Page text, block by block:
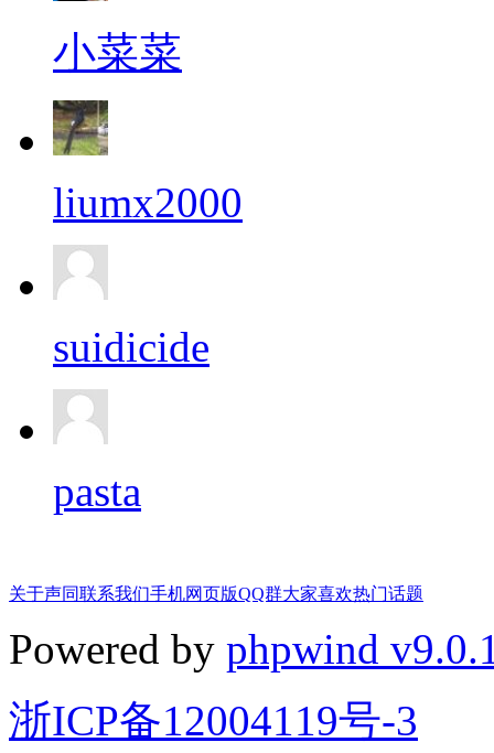
小菜菜
liumx2000
suidicide
pasta
关于声同联系我们手机网页版QQ群大家喜欢热门话题
Powered by phpwind
浙ICP备12004119号-3